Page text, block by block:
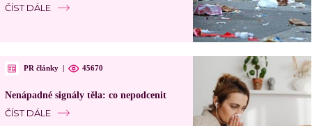
ČÍST DÁLE
PR články | 45670
Nenápadné signály těla: co nepodcenit
ČÍST DÁLE